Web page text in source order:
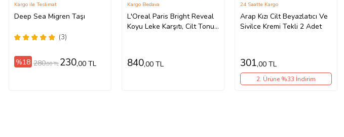
Deep Sea Migren Taşı
(3)
Kargo ile Teslimat
%18 280,00 TL 230,00 TL
L'Oreal Paris Bright Reveal
Koyu Leke Karşıtı, Cilt Tonu
Kargo Bedava
840,00 TL
Arap Kızı Cilt Beyazlatıcı Ve
Sivilce Kremi Tekli 2 Adet
24 Saatte Kargo
301,00 TL
2. Ürüne %33 İndirim